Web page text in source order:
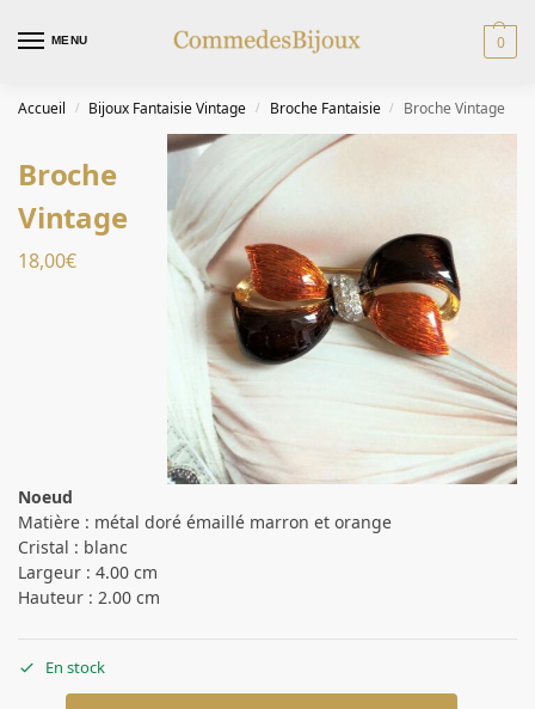
MENU 0
Accueil / Bijoux Fantaisie Vintage / Broche Fantaisie / Broche Vintage
Broche
Vintage
18,00€
Noeud
Matière : métal doré émaillé marron et orange
Cristal : blanc
Largeur : 4.00 cm
Hauteur : 2.00 cm
En stock